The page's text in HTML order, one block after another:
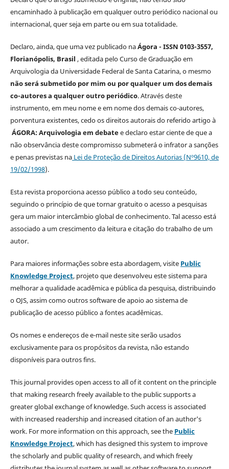
encaminhado à publicação em qualquer outro periódico nacional ou
internacional, quer seja em parte ou em sua totalidade.
Declaro, ainda, que uma vez publicado naÁgora - ISSN 0103-3557,
Florianópolis, Brasil , editada pelo Curso de Graduação em
Arquivologia da Universidade Federal de Santa Catarina, o mesmo
não será submetido por mim ou por qualquer um dos demais
co-autores a qualquer outro periódico. Através deste
instrumento, em meu nome e em nome dos demais co-autores,
porventura existentes, cedo os direitos autorais do referido artigo à
ÁGORA: Arquivologia em debatee declaro estar ciente de que a
não observância deste compromisso submeterá o infrator a sanções
e penas previstas naLei de Proteção de Direitos Autorias (Nº9610, de
19/02/1998).
Esta revista proporciona acesso público a todo seu conteúdo,
seguindo o princípio de que tornar gratuito o acesso a pesquisas
gera um maior intercâmbio global de conhecimento. Tal acesso está
associado a um crescimento da leitura e citação do trabalho de um
autor.
Para maiores informações sobre esta abordagem, visite Public
Knowledge Project, projeto que desenvolveu este sistema para
melhorar a qualidade acadêmica e pública da pesquisa, distribuindo
o OJS, assim como outros software de apoio ao sistema de
publicação de acesso público a fontes acadêmicas.
Os nomes e endereços de e-mail neste site serão usados
exclusivamente para os propósitos da revista, não estando
disponíveis para outros fins.
This journal provides open access to all of it content on the principle
that making research freely available to the public supports a
greater global exchange of knowledge. Such access is associated
with increased readership and increased citation of an author's
work. For more information on this approach, see the Public
Knowledge Project, which has designed this system to improve
the scholarly and public quality of research, and which freely